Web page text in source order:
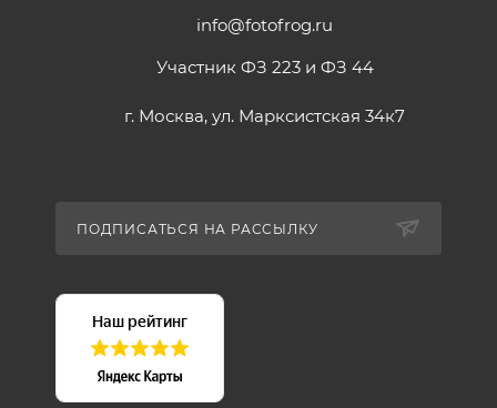
info@fotofrog.ru
Участник ФЗ 223 и ФЗ 44
г. Москва, ул. Марксистская 34к7
ПОДПИСАТЬСЯ НА РАССЫЛКУ